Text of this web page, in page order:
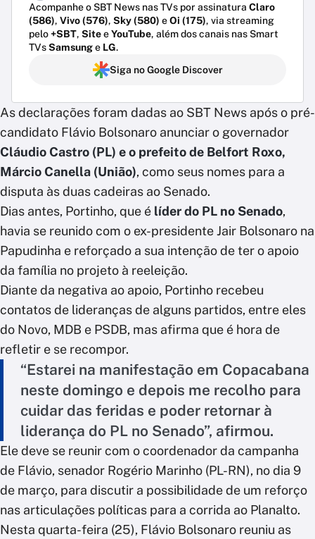
Acompanhe o SBT News nas TVs por assinatura Claro
(586), Vivo (576), Sky (580) eOi (175), via streaming
pelo+SBT, SiteeYouTube, além dos canais nas Smart
TVsSamsunge LG.
Siga no Google Discover
As declarações foram dadas ao SBT News após o pré-
candidato Flávio Bolsonaro anunciar o governador
Cláudio Castro (PL) e o prefeito de Belfort Roxo,
Márcio Canella (União), como seus nomes para a
disputa às duas cadeiras ao Senado.
Dias antes, Portinho, que é líder do PL no Senado,
havia se reunido com o ex-presidente Jair Bolsonaro na
Papudinha e reforçado a sua intenção de ter o apoio
da família no projeto à reeleição.
Diante da negativa ao apoio, Portinho recebeu
contatos de lideranças de alguns partidos, entre eles
do Novo, MDB e PSDB, mas afirma que é hora de
refletir e se recompor.
“Estarei na manifestação em Copacabana
neste domingo e depois me recolho para
cuidar das feridas e poder retornar à
liderança do PL no Senado”, afirmou.
Ele deve se reunir com o coordenador da campanha
de Flávio, senador Rogério Marinho (PL-RN), no dia 9
de março, para discutir a possibilidade de um reforço
nas articulações políticas para a corrida ao Planalto.
Nesta quarta-feira (25), Flávio Bolsonaro reuniu as